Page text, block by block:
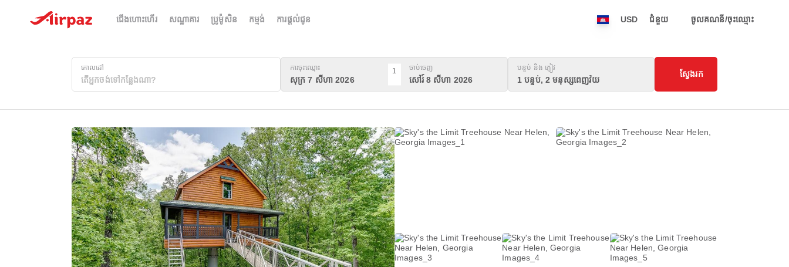
ជើងហោះហើរ សណ្ឋាគារ ប្រូម៉ូសិន កម្មង់ ការផ្តល់ជូន USD ជំនួយ ចូលគណនី/ចុះឈ្មោះ
គោលដៅ ការ​ចុះ​ឈ្មោះ
សុក្រ 7 សីហា 2026
1 ចាប់ចេញ
សៅរ៍ 8 សីហា 2026
បន្ទប់ និង ភ្ញៀវ
1 បន្ទប់, 2 មនុស្សពេញវ័យ
ស្វែងរក